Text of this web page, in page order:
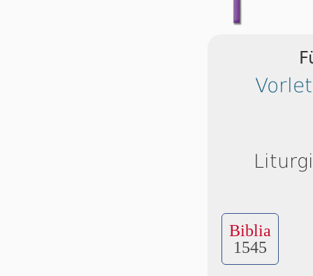
Biblia
1545